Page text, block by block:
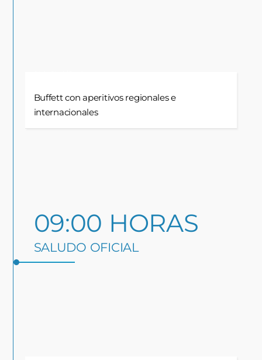
Buffett con aperitivos regionales e
internacionales
09:00 HORAS
SALUDO OFICIAL